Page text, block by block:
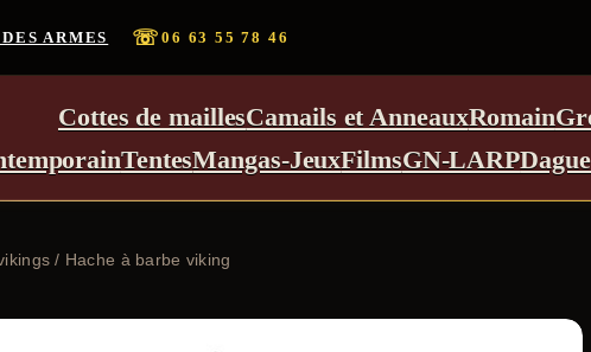
ARMES ☏06 63 55 78 46
Cottes de maillesCamails et AnneauxRomain
TentesMangas-JeuxFilmsGN-LARP
/ Hache à barbe viking